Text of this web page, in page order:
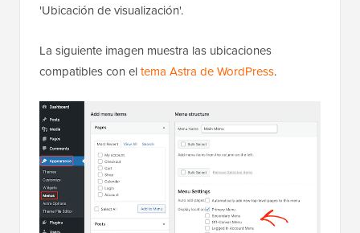
'Ubicación de visualización'.
La siguiente imagen muestra las ubicaciones
compatibles con eltema Astra de WordPress.